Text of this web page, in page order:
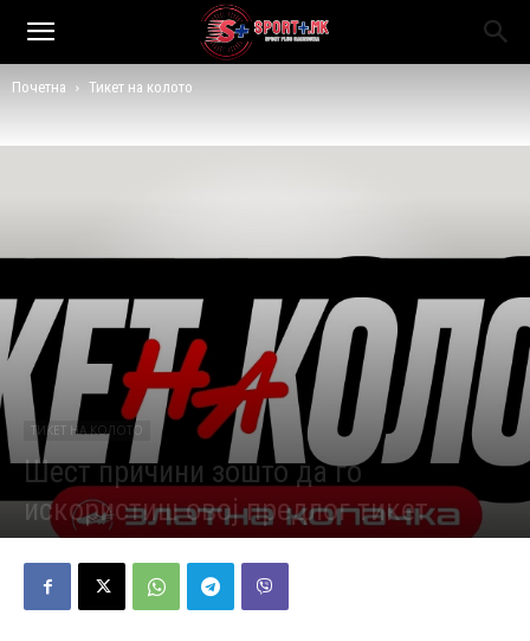
Почетна Тикет на колото
ТИКЕТ НА КОЛОТО
Шест причини зошто да го
искористиш овој предлог тикет